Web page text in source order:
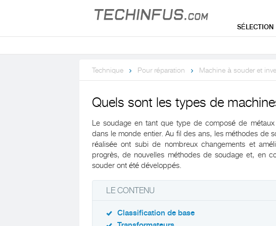
SÉLECTION
Technique Pour réparation Machine à souder et
Quels sont les types de
Le soudage en tant que type de composé de
dans le monde entier. Au fil des ans, les méthodes de
réalisée ont subi de nombreux changements et
progrès, de nouvelles méthodes de soudage et, en
souder ont été développés.
LE CONTENU
Classification de base